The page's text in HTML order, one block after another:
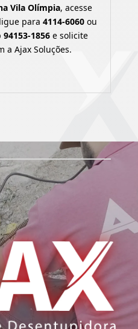
Vila Olímpia, acesse
para 4114-6060ou
94153-1856 e solicite
a Ajax Soluções.